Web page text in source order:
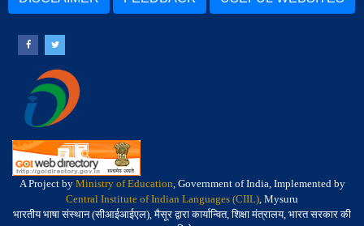
A Project by Ministry of Education, Government of India, Implemented by
Central Institute of Indian Languages (CIIL), Mysuru
भारतीय भाषा संस्थान (सीआईआईएल), मैसूर द्वारा कार्यान्वित, शिक्षा मंत्रालय, भारत सरकार की